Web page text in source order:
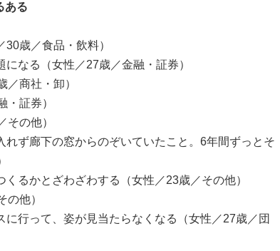
ある
歳／食品・飲料）
なる（女性／27歳／金融・証券）
／商社・卸）
・証券）
その他）
れず廊下の窓からのぞいていたこと。6年間ずっとそ
るかとざわざわする（女性／23歳／その他）
の他）
に行って、姿が見当たらなくなる（女性／27歳／団